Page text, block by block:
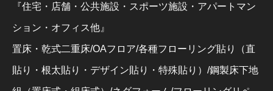
『住宅・店舗・公共施設・スポーツ施設・アパートマン
ション・オフィス他』
置床・乾式二重床/OAフロア/各種フローリング貼り（直
貼り・根太貼り・デザイン貼り・特殊貼り）/鋼製床下地